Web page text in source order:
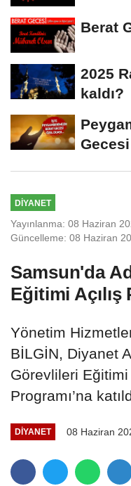
Berat
2025
kaldı?
DİYANET
Yayınlanma: 08 Haziran
Güncelleme: 08 Haziran
Samsun'da
Eğitimi Açılış
Yönetim
BİLGİN, Diyanet
Görevlileri Eğitimi
Programı’na
DİYANET 08 Haziran